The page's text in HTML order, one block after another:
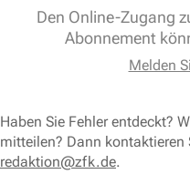
Den Online-Zugang
Abonnement
Melden
Haben Sie Fehler entdeckt?
mitteilen? Dann kontaktieren
redaktion@zfk.de.